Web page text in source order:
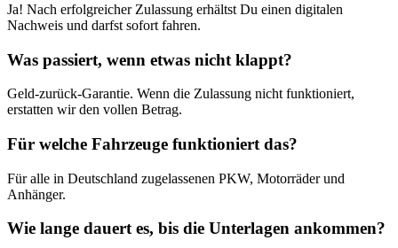
Ja! Nach erfolgreicher Zulassung erhältst Du einen digitalen
Nachweis und darfst sofort fahren.
Was passiert, wenn etwas nicht klappt?
Geld-zurück-Garantie. Wenn die Zulassung nicht funktioniert,
erstatten wir den vollen Betrag.
Für welche Fahrzeuge funktioniert das?
Für alle in Deutschland zugelassenen PKW, Motorräder und
Anhänger.
Wie lange dauert es, bis die Unterlagen ankommen?